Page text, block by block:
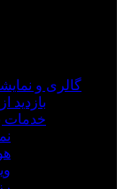
گالری و
بازدید
خدمات